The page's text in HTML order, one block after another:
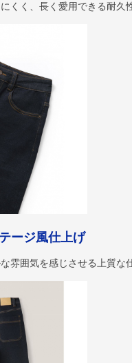
くく、長く愛用できる耐久
ージ風仕上げ
雰囲気を感じさせる上質な